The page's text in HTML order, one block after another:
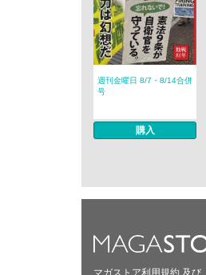
週刊金曜日 8/7・8/14合併
号
購入